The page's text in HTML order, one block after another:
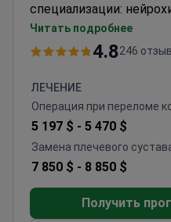
специализации:
хирургия, хирургия
травматология.
взрослых.
жители
африканских стран.
Читать подробнее
4.8246
ЛЕЧЕНИЕ
Операция при переломе
5 197 $ - 5 470 $
Замена плечевого
7 850 $ - 8 850 $
Получить